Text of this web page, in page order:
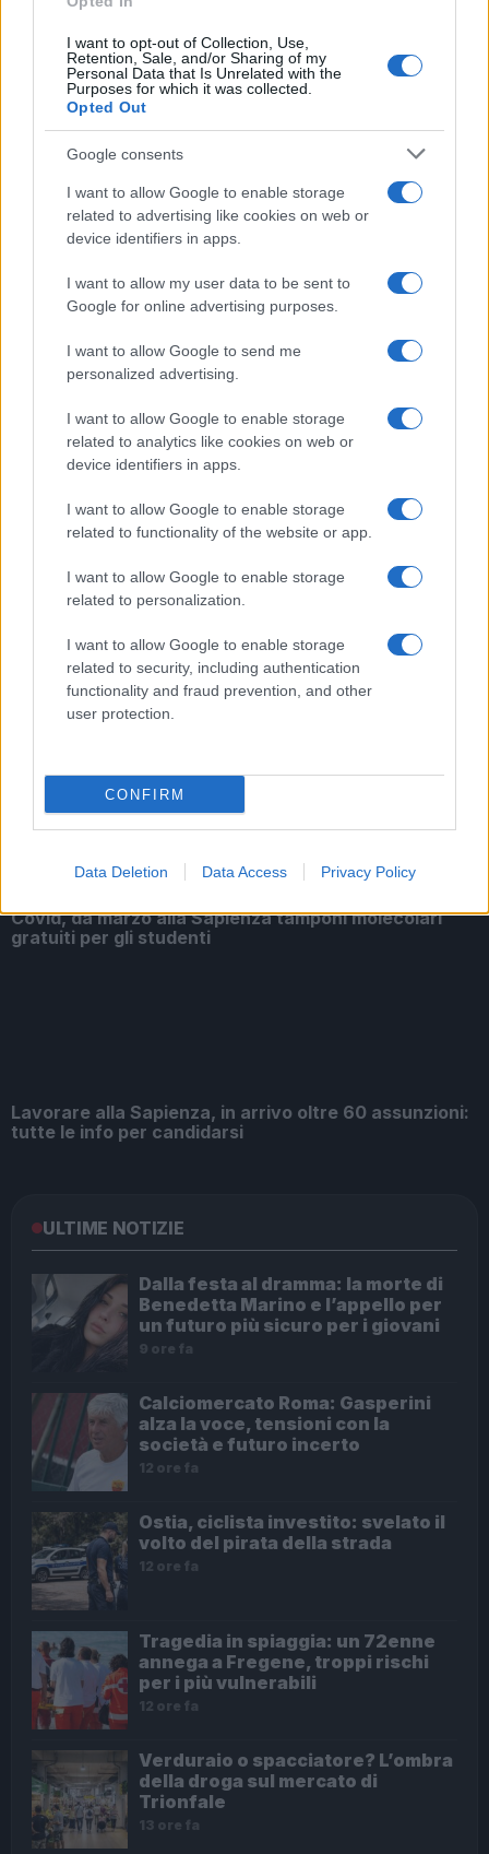
I want to opt-out of Collection, Use,
Retention, Sale, and/or Sharing of my
Personal Data that Is Unrelated with the
Purposes for which it was collected.
Opted Out
Google consents
I want to allow Google to enable storage
related to advertising like cookies on web or
device identifiers in apps.
I want to allow my user data to be sent to
Google for online advertising purposes.
I want to allow Google to send me
personalized advertising.
I want to allow Google to enable storage
related to analytics like cookies on web or
device identifiers in apps.
I want to allow Google to enable storage
related to functionality of the website or app.
I want to allow Google to enable storage
related to personalization.
I want to allow Google to enable storage
related to security, including authentication
functionality and fraud prevention, and other
user protection.
CONFIRM
Data Deletion Data Access Privacy Policy
Covid, da marzo alla Sapienza
tamponi molecolari gratuiti per
gli studenti
5 anni fa
CLICCA QUI PER VEDERE LE IMMAGINI DEGLI
SCONTRI
Discorso Meloni
alla Camera: “Italia
condurremo in
porto”
Ostia, scene folli
alla cena di sushi,
conto e investono
ARTICOLI CORRELATI
L’Università La Sapienza ripropone il Premio Minerva.
Covid, da marzo alla Sapienza tamponi molecolari
gratuiti per gli studenti
Lavorare alla Sapienza, in arrivo oltre 60 assunzioni:
tutte le info per candidarsi
ULTIME NOTIZIE
Dalla festa al dramma: la morte di
Benedetta Marino e l’appello per
un futuro più sicuro per i giovani
9 ore fa
Calciomercato Roma: Gasperini
alza la voce, tensioni con la
società e futuro incerto
12 ore fa
Ostia, ciclista investito: svelato il
volto del pirata della strada
12 ore fa
Tragedia in spiaggia: un 72enne
annega a Fregene, troppi rischi
per i più vulnerabili
12 ore fa
Verduraio o spacciatore? L’ombra
della droga sul mercato di
Trionfale
13 ore fa